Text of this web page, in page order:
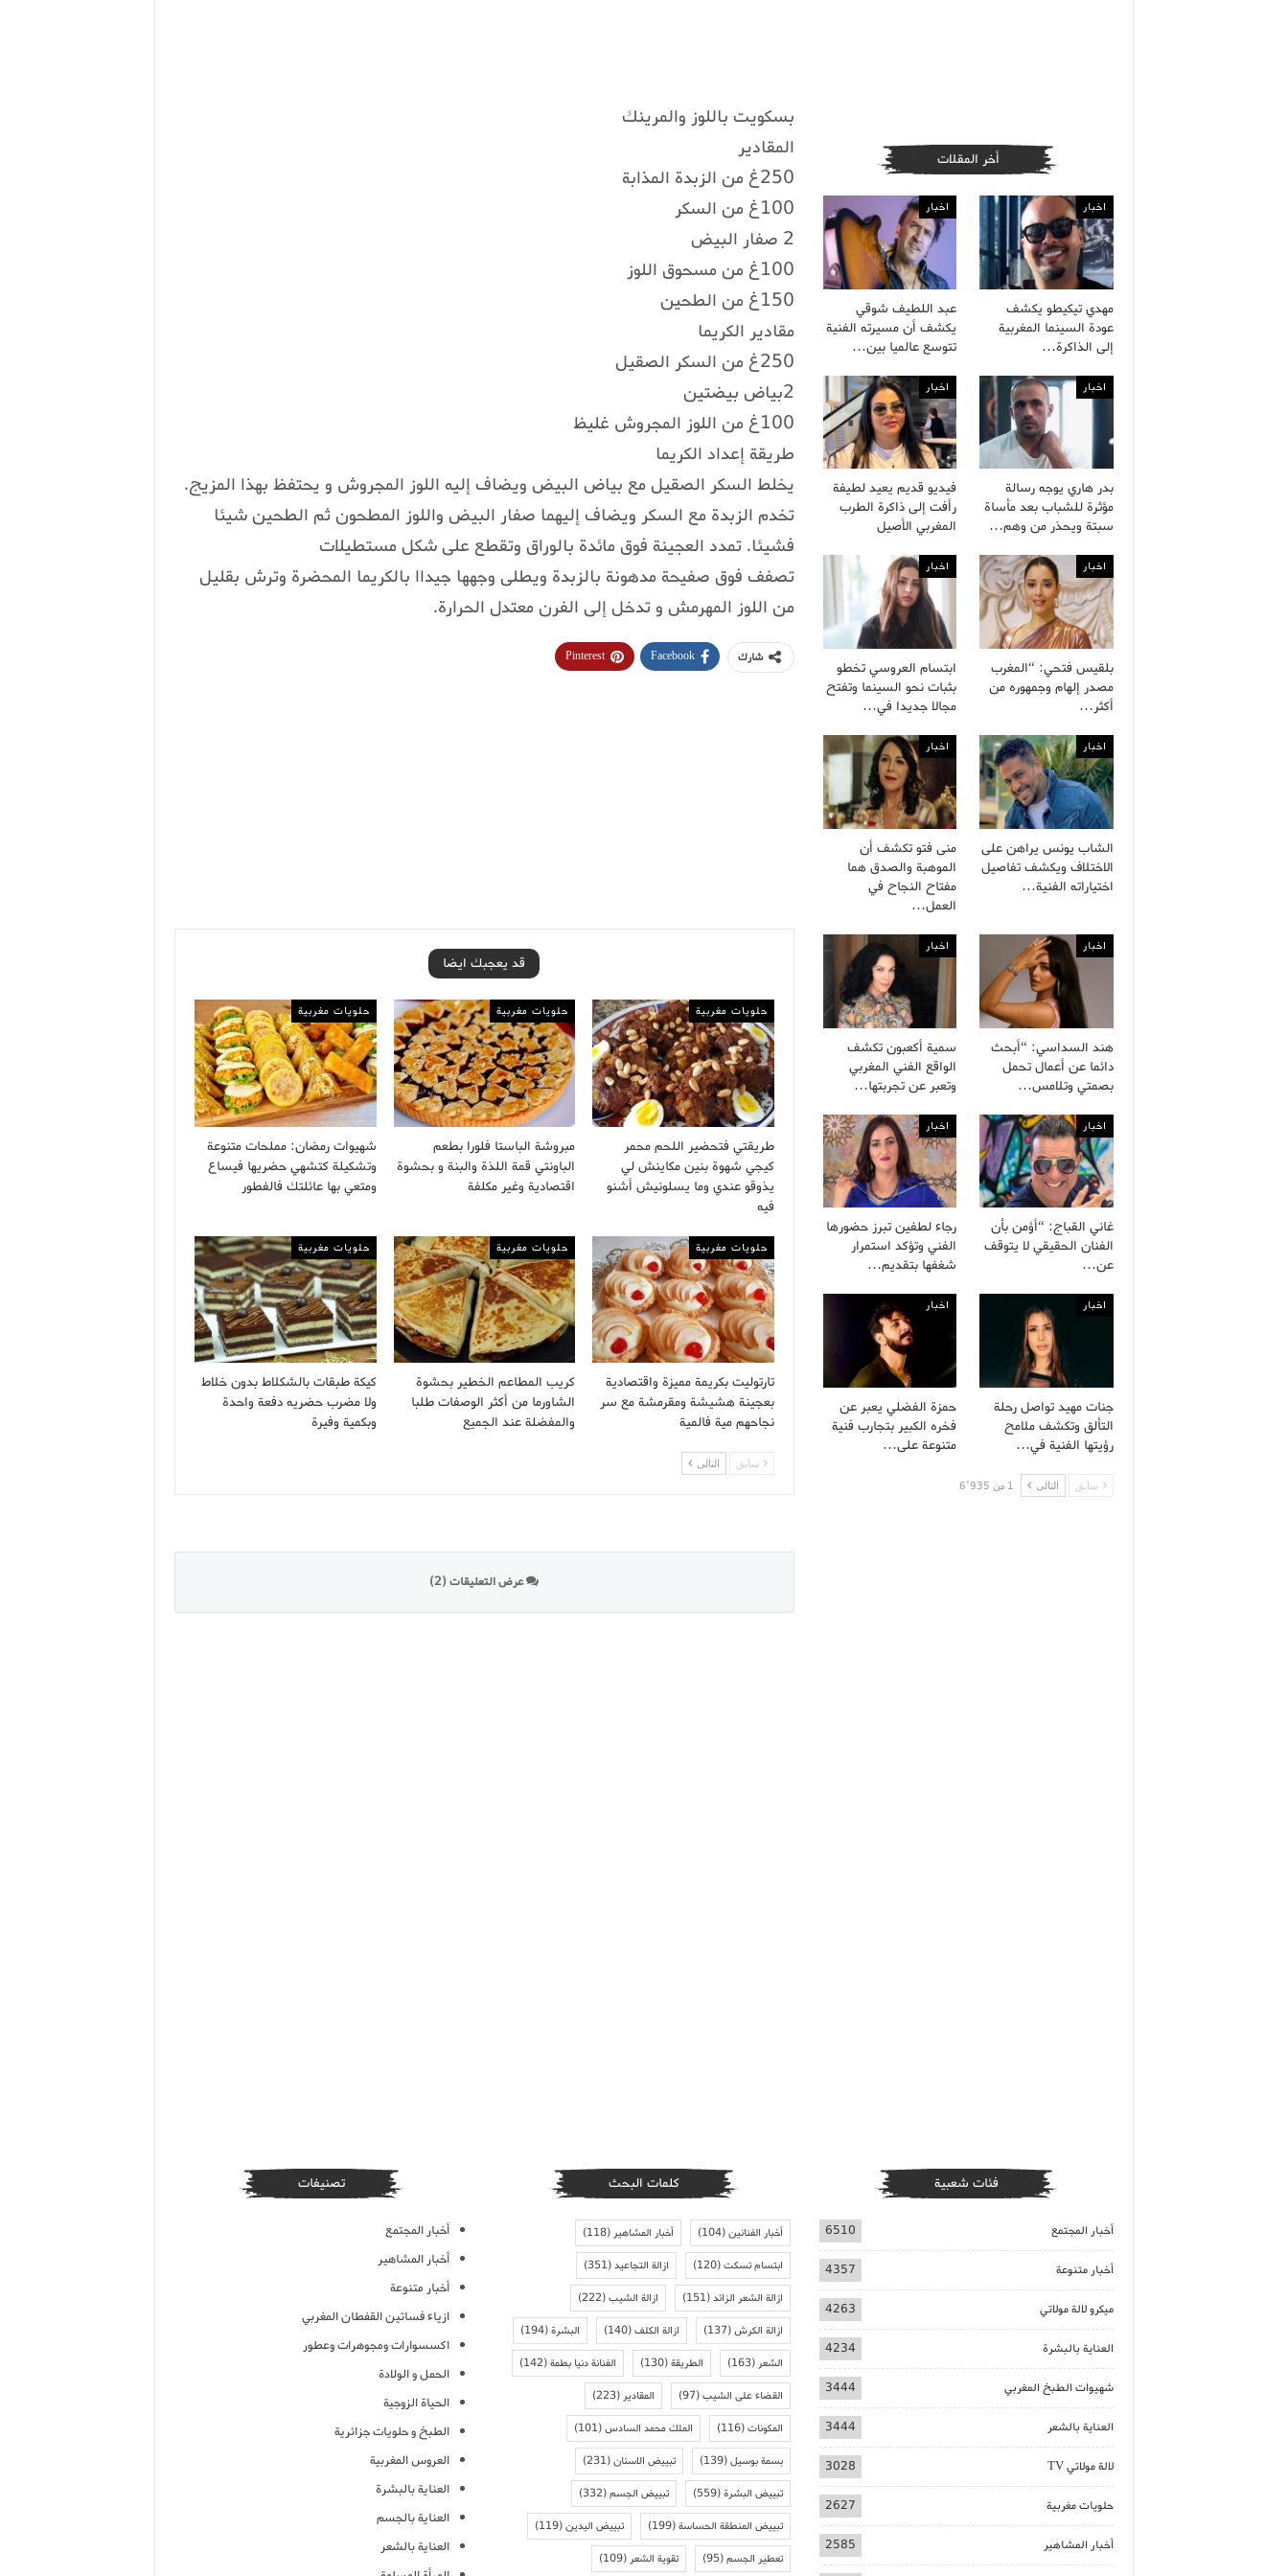
بسكويت باللوز والمرينك
المقادير
250غ من الزبدة المذابة
100غ من السكر
2 صفار البيض
100غ من مسحوق اللوز
150غ من الطحين
مقادير الكريما
250غ من السكر الصقيل
2بياض بيضتين
100غ من اللوز المجروش غليظ
طريقة إعداد الكريما
يخلط السكر الصقيل مع بياض البيض ويضاف إليه اللوز المجروش و يحتفظ بهذا المزيج.
تخدم الزبدة مع السكر ويضاف إليهما صفار البيض واللوز المطحون ثم الطحين شيئا
فشيئا. تمدد العجينة فوق مائدة بالوراق وتقطع على شكل مستطيلات
تصفف فوق صفيحة مدهونة بالزبدة ويطلى وجهها جيداا بالكريما المحضرة وترش بقليل
من اللوز المهرمش و تدخل إلى الفرن معتدل الحرارة.
شارك Facebook
Pinterest
قد يعجبك ايضا
حلويات مغربية
طريقتي فتحضير اللحم محمر
كيجي شهوة بنين مكاينش لي
يذوقو عندي وما يسلونيش أشنو
فيه
حلويات مغربية
مبروشة الباستا فلورا بطعم
الباونتي قمة اللذة والبنة و بحشوة
اقتصادية وغير مكلفة
حلويات مغربية
شهيوات رمضان: مملحات متنوعة
وتشكيلة كتشهي حضريها فيساع
ومتعي بها عائلتك فالفطور
حلويات مغربية
تارتوليت بكريمة مميزة واقتصادية
بعجينة هشيشة ومقرمشة مع سر
نجاحهم مية فالمية
حلويات مغربية
كريب المطاعم الخطير بحشوة
الشاورما من أكثر الوصفات طلبا
والمفضلة عند الجميع
حلويات مغربية
كيكة طبقات بالشكلاط بدون خلاط
ولا مضرب حضريه دفعة واحدة
وبكمية وفيرة
سابق التالى
عرض التعليقات (2)
أخر المقلات
اخبار
مهدي تيكيطو يكشف
عودة السينما المغربية
إلى الذاكرة…
اخبار
عبد اللطيف شوقي
يكشف أن مسيرته الفنية
تتوسع عالميا بين…
اخبار
بدر هاري يوجه رسالة
مؤثرة للشباب بعد مأساة
سبتة ويحذر من وهم…
اخبار
فيديو قديم يعيد لطيفة
رأفت إلى ذاكرة الطرب
المغربي الأصيل
اخبار
بلقيس فتحي: “المغرب
مصدر إلهام وجمهوره من
أكثر…
اخبار
ابتسام العروسي تخطو
بثبات نحو السينما وتفتح
مجالا جديدا في…
اخبار
الشاب يونس يراهن على
الاختلاف ويكشف تفاصيل
اختياراته الفنية…
اخبار
منى فتو تكشف أن
الموهبة والصدق هما
مفتاح النجاح في
العمل…
اخبار
هند السداسي: “أبحث
دائما عن أعمال تحمل
بصمتي وتلامس…
اخبار
سمية أكعبون تكشف
الواقع الفني المغربي
وتعبر عن تجربتها…
اخبار
غاني القباج: “أؤمن بأن
الفنان الحقيقي لا يتوقف
عن…
اخبار
رجاء لطفين تبرز حضورها
الفني وتؤكد استمرار
شغفها بتقديم…
اخبار
جنات مهيد تواصل رحلة
التألق وتكشف ملامح
رؤيتها الفنية في…
اخبار
حمزة الفضلي يعبر عن
فخره الكبير بتجارب فنية
متنوعة على…
سابق التالى 1 من 6٬935
فئات شعبية
أخبار المجتمع 6510
أخبار متنوعة 4357
ميكرو لالة مولاتي 4263
العناية بالبشرة 4234
شهيوات الطبخ المغربي 3444
العناية بالشعر 3444
لالة مولاتي TV 3028
حلويات مغربية 2627
أخبار المشاهير 2585
كلمات البحث
أخبار الفنانين(104) أخبار المشاهير(118)
ابتسام تسكت(120) ازالة التجاعيد(351)
ازالة الشعر الزائد(151) ازالة الشيب(222)
ازالة الكرش(137) ازالة الكلف(140) البشرة(194)
الشعر(163) الطريقة(130) الفنانة دنيا بطمة(142)
القضاء على الشيب(97) المقادير(223)
المكونات(116) الملك محمد السادس(101)
بسمة بوسيل(139) تبييض الاسنان(231)
تبييض البشرة(559) تبييض الجسم(332)
تبييض المنطقة الحساسة(199) تبييض اليدين(119)
تعطير الجسم(95) تقوية الشعر(109)
تصنيفات
أخبار المجتمع
أخبار المشاهير
أخبار متنوعة
ازياء فساتين القفطان المغربي
اكسسوارات ومجوهرات وعطور
الحمل و الولادة
الحياة الزوجية
الطبخ و حلويات جزائرية
العروس المغربية
العناية بالبشرة
العناية بالجسم
العناية بالشعر